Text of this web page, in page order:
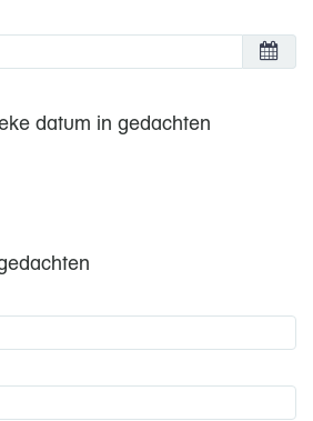
datum in gedachten